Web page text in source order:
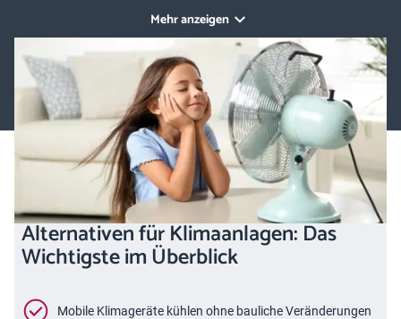
ein unangenehmes Raumklima. Glücklicherweise gibt es heute eine
ganze Reihe moderner, energieeffizienter Systeme, die Ihr Zuhause
kühlen, aber keine der genannten Nachteile mitbringen. In diesem
Ratgeber erfahren Sie, welche Alternativen es zur Klimaanlage gibt,
wie sie funktionieren und für welche Wohnsituationen sie sich
eignen.
Mehr anzeigen
Alternativen für Klimaanlagen: Das
Wichtigste im Überblick
Mobile Klimageräte kühlen ohne bauliche Veränderungen